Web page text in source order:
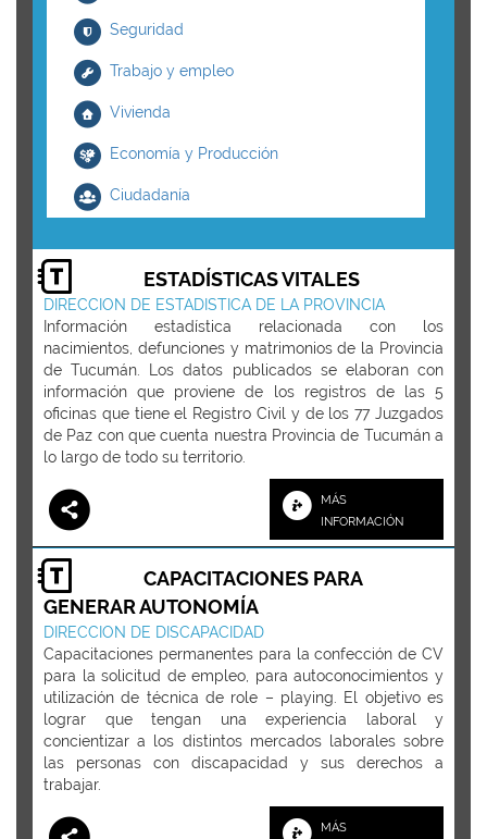
Seguridad
Trabajo y empleo
Vivienda
Economía y Producción
Ciudadanía
ESTADÍSTICAS VITALES
DIRECCION DE ESTADISTICA DE LA PROVINCIA
Información estadística relacionada con los
nacimientos, defunciones y matrimonios de la Provincia
de Tucumán. Los datos publicados se elaboran con
información que proviene de los registros de las 5
oficinas que tiene el Registro Civil y de los 77 Juzgados
de Paz con que cuenta nuestra Provincia de Tucumán a
lo largo de todo su territorio.
MÁS
INFORMACIÓN
CAPACITACIONES PARA
GENERAR AUTONOMÍA
DIRECCION DE DISCAPACIDAD
Capacitaciones permanentes para la confección de CV
para la solicitud de empleo, para autoconocimientos y
utilización de técnica de role – playing. El objetivo es
lograr que tengan una experiencia laboral y
concientizar a los distintos mercados laborales sobre
las personas con discapacidad y sus derechos a
trabajar.
MÁS